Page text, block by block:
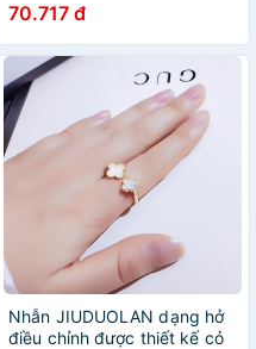
70.717 đ
Nhẫn JIUDUOLAN dạng hở
điều chỉnh được thiết kế cỏ